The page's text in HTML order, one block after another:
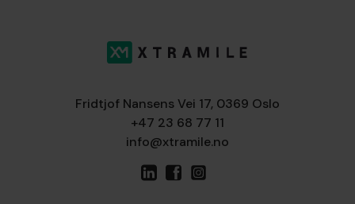
Fridtjof Nansens Vei 17, 0369 Oslo
+47 23 68 77 11
info@xtramile.no